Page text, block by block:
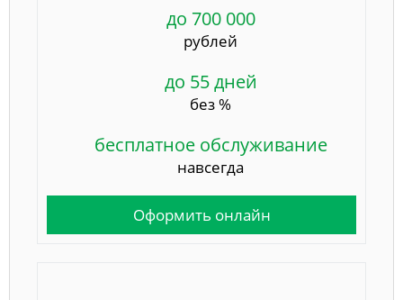
до 700 000
рублей
до 55 дней
без %
бесплатное обслуживание
навсегда
Оформить онлайн